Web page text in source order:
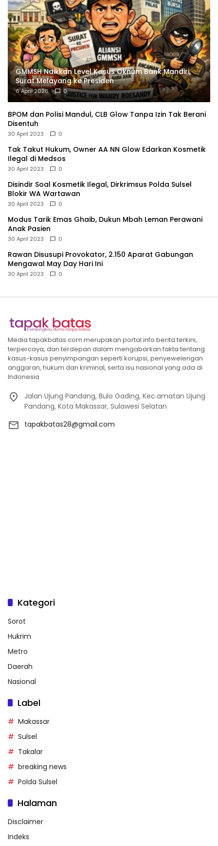
GMMSH Naikkan Level Kasus Oknum Bank Mandiri,
Surat Melayang ke Presiden
6 April 2026 0
BPOM dan Polisi Mandul, CLB Glow Tanpa Izin Tak Berani
Disentuh
30 April 2023 0
Tak Takut Hukum, Owner AA NN Glow Edarkan Kosmetik
Ilegal di Medsos
30 April 2023 0
Disindir Soal Kosmetik Ilegal, Dirkrimsus Polda Sulsel
Blokir WA Wartawan
30 April 2023 0
Modus Tarik Emas Ghaib, Dukun Mbah Leman Perawani
Anak Pasien
30 April 2023 0
Rawan Disusupi Provokator, 2.150 Aparat Gabungan
Mengawal May Day Hari Ini
30 April 2023 0
Media tapakbatas.com merupakan portal info berita terkini,
terpercaya, dan terdepan dalam mengabarkan fakta tentang
kasus-kasus penyimpangan seperti korupsi, penyewelengan
anggaran, hukum dan kriminal, serta isu nasional yang ada di
Indonesia
Jalan Ujung Pandang, Bulo Gading, Kec.amatan Ujung
Pandang, Kota Makassar, Sulawesi Selatan
tapakbatas28@gmail.com
Kategori
Sorot
Hukrim
Metro
Daerah
Nasional
Label
Makassar
Sulsel
Takalar
breaking news
Polda Sulsel
Halaman
Disclaimer
Indeks